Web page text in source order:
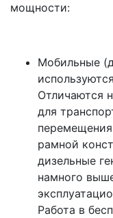
мощности:
Мобильные
Отличаются
для
рамной
дизельные
намного
Работа в